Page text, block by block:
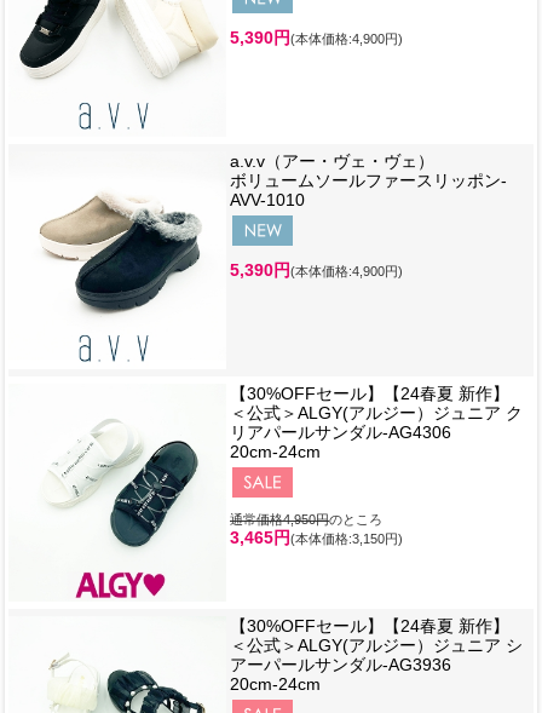
5,390円(本体価格:4,900円)
a.v.v（アー・ヴェ・ヴェ）
ボリュームソールファースリッポン-
AVV-1010
5,390円(本体価格:4,900円)
【30%OFFセール】【24春夏 新作】
＜公式＞ALGY(アルジー）ジュニア ク
リアパールサンダル-AG4306
20cm-24cm
通常価格4,950円のところ
3,465円(本体価格:3,150円)
【30%OFFセール】【24春夏 新作】
＜公式＞ALGY(アルジー）ジュニア シ
アーパールサンダル-AG3936
20cm-24cm